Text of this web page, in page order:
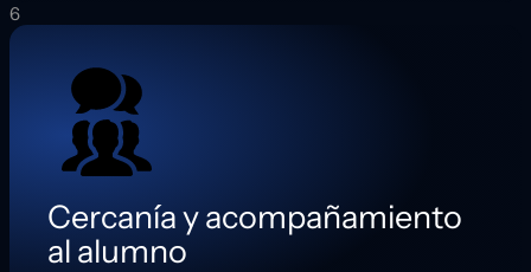
6
Cercanía y acompañamiento
al alumno